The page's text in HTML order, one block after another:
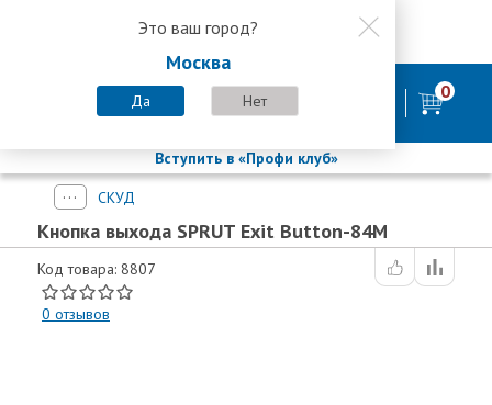
8 800 200-58-35
Это ваш город?
Москва
Да Нет
8 (800) 200-58-35
Пн-Пт с 9:00-18:00. Сб. Вс - выходной 0
Вступить в «Профи клуб»
СКУД
Кнопка выхода SPRUT Exit Button-84M
Код товара: 8807
0 отзывов